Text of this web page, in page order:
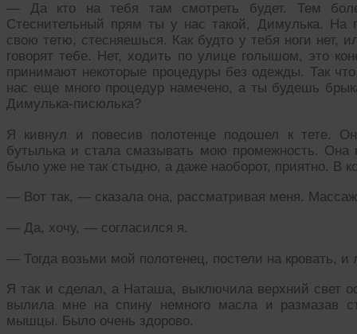
— Да кто на тебя там смотреть будет. Тем
Стеснительный прям ты у нас такой, Димулька. На
свою тетю, стесняешься. Как будто у тебя ноги нет,
говорят тебе. Нет, ходить по улице голышом, это
принимают некоторые процедуры без одежды. Так
нас еще много процедур намечено, а ты будешь
Димулька-писюлька?
Я кивнул и повесив полотенце подошел к тете.
бутылька и стала смазывать мою промежность. Она
было уже не так стыдно, а даже наоборот, приятно. В
— Вот так, — сказала она, рассматривая меня.
— Да, хочу, — согласился я.
— Тогда возьми мой полотенец, постели на кровать, и
Я так и сделал, а Наташа, выключила верхний свет
вылила мне на спину немного масла и размазав
мышцы. Было очень здорово.